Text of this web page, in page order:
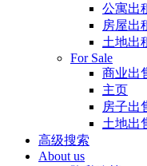
公寓出
房屋出
土地出
For Sale
商业出
主页
房子出
土地出
高级搜索
About us